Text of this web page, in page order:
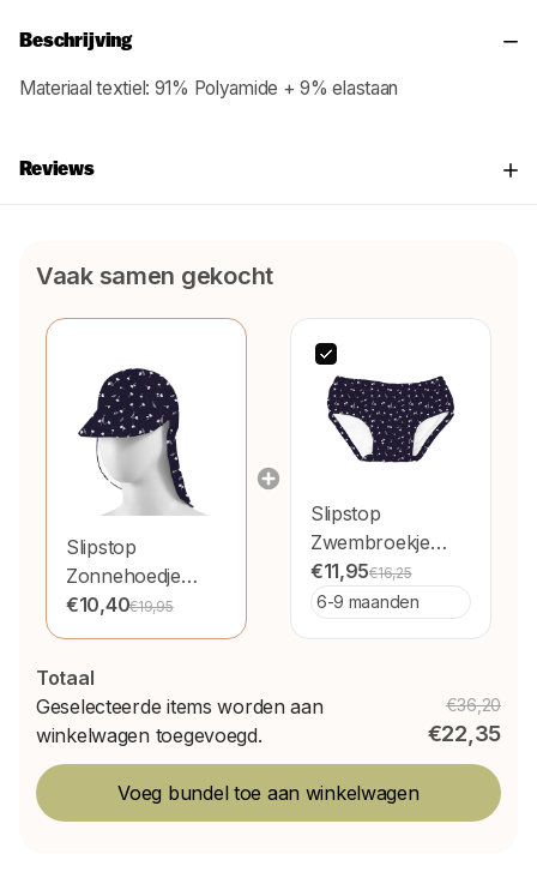
Beschrijving
Materiaal textiel: 91% Polyamide + 9% elastaan
Reviews
Vaak samen gekocht
Slipstop
Zonnehoedje
Grain Navy
€10,40€19,95
Slipstop
Zwembroekje
Grain Navy
€11,95€16,25
Totaal
Geselecteerde items worden aan
winkelwagen toegevoegd.
€36,20
€22,35
Voeg bundel toe aan winkelwagen